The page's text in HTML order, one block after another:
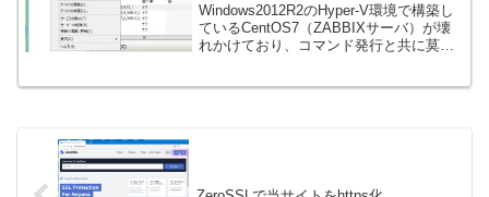
Windows2012R2のHyper-V環境で構築し
ているCentOS7（ZABBIXサーバ）が壊
れかけており、コマンド発行と共に莫大